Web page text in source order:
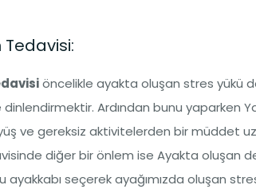
Tedavisi:
öncelikle ayakta oluşan stres yükü
dinlendirmektir. Ardından bunu yaparken
ve gereksiz aktivitelerden bir müddet
diğer bir önlem ise Ayakta
ayakkabı seçerek ayağımızda oluşan